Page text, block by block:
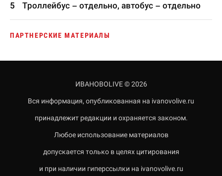
Троллейбус – отдельно, автобус – отдельно
ПАРТНЕРСКИЕ МАТЕРИАЛЫ
ИВАНОВОLIVE © 2026
Вся информация, опубликованная на ivanovolive.ru
принадлежит редакции и охраняется законом.
Любое использование материалов
допускается только в целях цитирования
и при наличии гиперссылки на ivanovolive.ru